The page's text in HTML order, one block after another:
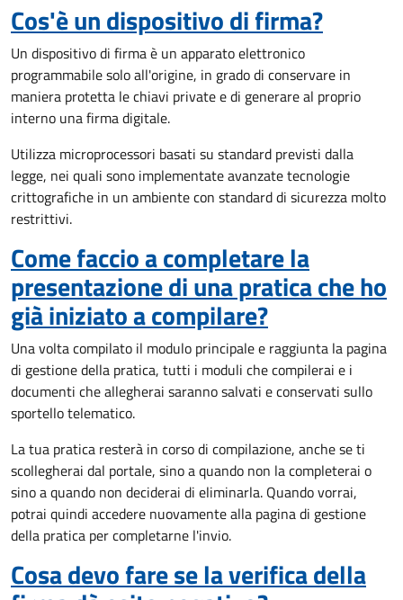
Cos'è un dispositivo di firma?
Un dispositivo di firma è un apparato elettronico
programmabile solo all'origine, in grado di conservare in
maniera protetta le chiavi private e di generare al proprio
interno una firma digitale.
Utilizza microprocessori basati su standard previsti dalla
legge, nei quali sono implementate avanzate tecnologie
crittografiche in un ambiente con standard di sicurezza molto
restrittivi.
Come faccio a completare la
presentazione di una pratica che ho
già iniziato a compilare?
Una volta compilato il modulo principale e raggiunta la pagina
di gestione della pratica, tutti i moduli che compilerai e i
documenti che allegherai saranno salvati e conservati sullo
sportello telematico.
La tua pratica resterà in corso di compilazione, anche se ti
scollegherai dal portale, sino a quando non la completerai o
sino a quando non deciderai di eliminarla. Quando vorrai,
potrai quindi accedere nuovamente alla pagina di gestione
della pratica per completarne l'invio.
Cosa devo fare se la verifica della